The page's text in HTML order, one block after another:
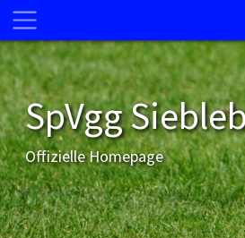
SpVgg
Offizielle Homepage